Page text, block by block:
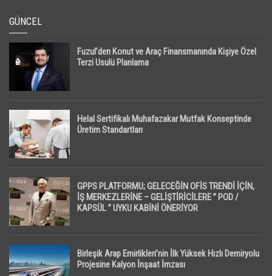
GÜNCEL
Fuzul’den Konut ve Araç Finansmanında Kişiye Özel
Terzi Usulü Planlama
Helal Sertifikalı Muhafazakar Mutfak Konseptinde
Üretim Standartları
GPPS PLATFORMU; GELECEĞİN OFİS TRENDİ İÇİN,
İŞ MERKEZLERİNE – GELİŞTİRİCİLERE ” POD /
KAPSÜL ” UYKU KABİNİ ÖNERİYOR
Birleşik Arap Emirlikleri’nin İlk Yüksek Hızlı Demiryolu
Projesine Kalyon İnşaat İmzası